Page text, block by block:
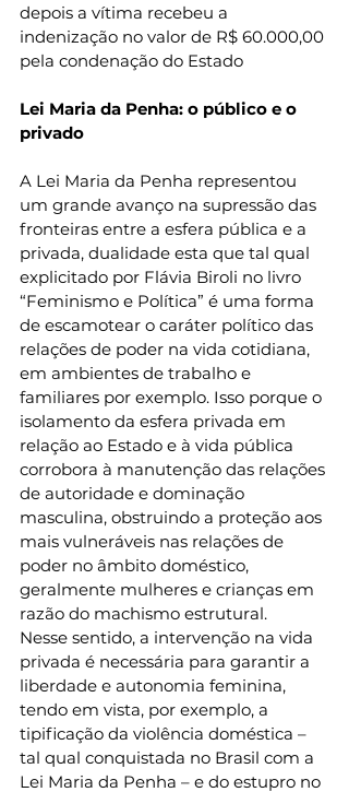
depois a vítima recebeu a
indenização no valor de R$ 60.000,00
pela condenação do Estado
Lei Maria da Penha: o público e o
privado
A Lei Maria da Penha representou
um grande avanço na supressão das
fronteiras entre a esfera pública e a
privada, dualidade esta que tal qual
explicitado por Flávia Biroli no livro
“Feminismo e Política” é uma forma
de escamotear o caráter político das
relações de poder na vida cotidiana,
em ambientes de trabalho e
familiares por exemplo. Isso porque o
isolamento da esfera privada em
relação ao Estado e à vida pública
corrobora à manutenção das relações
de autoridade e dominação
masculina, obstruindo a proteção aos
mais vulneráveis nas relações de
poder no âmbito doméstico,
geralmente mulheres e crianças em
razão do machismo estrutural.
Nesse sentido, a intervenção na vida
privada é necessária para garantir a
liberdade e autonomia feminina,
tendo em vista, por exemplo, a
tipificação da violência doméstica –
tal qual conquistada no Brasil com a
Lei Maria da Penha – e do estupro no